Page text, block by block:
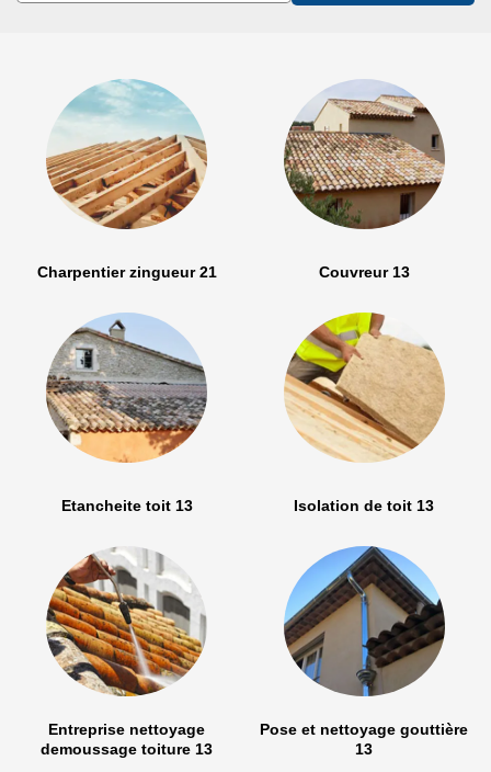
Charpentier zingueur 21 Couvreur 13
Etancheite toit 13 Isolation de toit 13
Entreprise nettoyage
demoussage toiture 13
Pose et nettoyage gouttière
13